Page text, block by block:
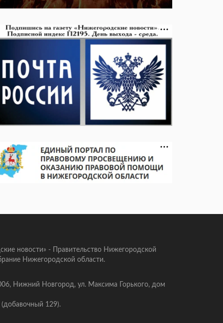
новости» - Правительство Нижегородской
Нижегородской области.
Нижний Новгород, ул. Максима Горького, дом
129).